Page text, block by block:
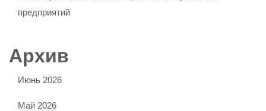
предприятий
Архив
Июнь 2026
Май 2026